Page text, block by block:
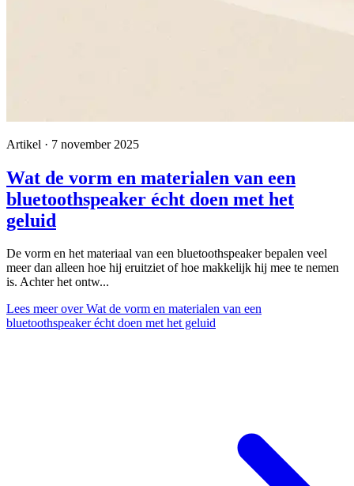
Artikel · 7 november 2025
Wat de vorm en materialen van een
bluetoothspeaker écht doen met het
geluid
De vorm en het materiaal van een bluetoothspeaker bepalen veel
meer dan alleen hoe hij eruitziet of hoe makkelijk hij mee te nemen
is. Achter het ontw...
Lees meerover Wat de vorm en materialen van een
bluetoothspeaker écht doen met het geluid